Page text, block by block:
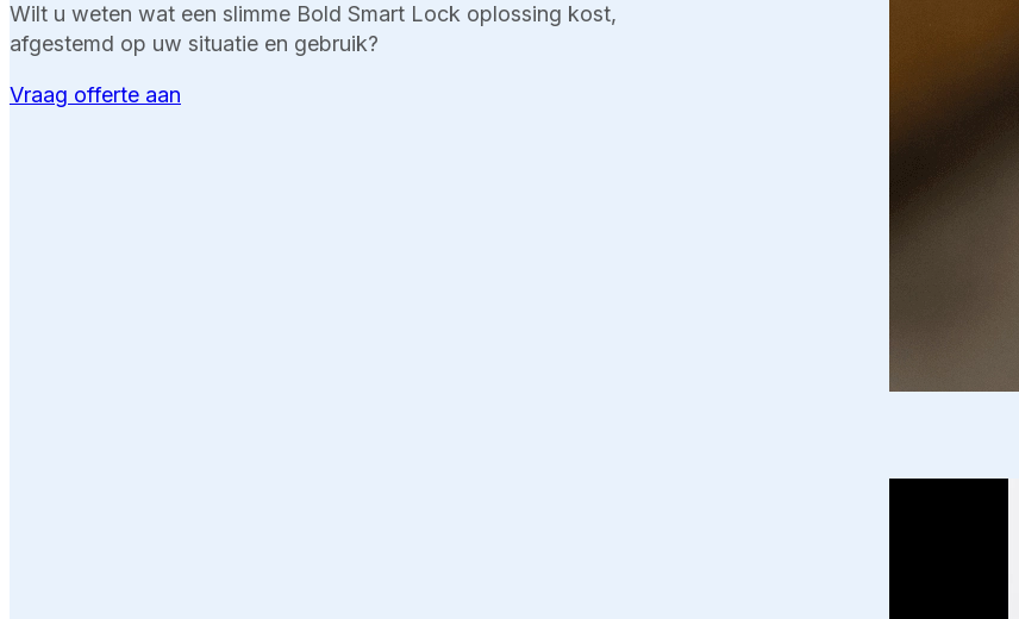
Wilt u weten wat een slimme Bold Smart Lock oplossing kost,
afgestemd op uw situatie en gebruik?
Vraag offerte aan